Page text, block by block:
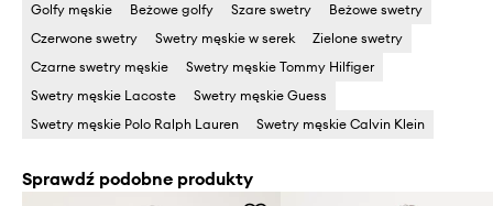
Golfy męskie
Beżowe golfy Szare swetry
Beżowe swetry
Czerwone swetry
Swetry męskie w serek
Zielone swetry
Czarne swetry męskie
Swetry męskie Tommy Hilfiger
Swetry męskie Lacoste
Swetry męskie Guess
Swetry męskie Polo Ralph Lauren
Swetry męskie Calvin Klein
Sprawdź podobne produkty